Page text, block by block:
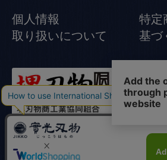
個人情報
取り扱いについて
特定
基づ
© Jikko Japanese knife All rights